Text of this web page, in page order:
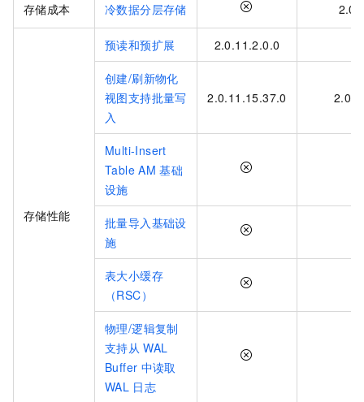
存储成本 冷数据分层存储
存储性能
预读和预扩展 2.0.11.2.0.0
创建/刷新物化
视图支持批量写
入
2.0.11.15.37.0
Multi-Insert
Table AM 基础
设施
批量导入基础设
施
表大小缓存
（RSC）
物理/逻辑复制
支持从 WAL
Buffer 中读取
WAL 日志